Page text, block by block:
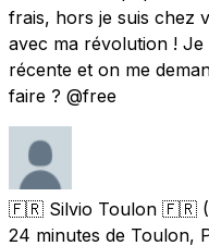
frais, hors je suis chez
avec ma révolution !
récente et on me
faire ? @free
🇫🇷 Silvio Toulon 🇫🇷
24 minutes de Toulon,